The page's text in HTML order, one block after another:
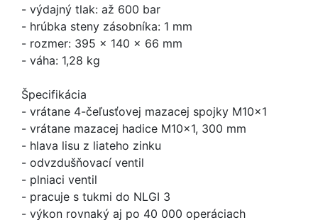
- výdajný tlak: až 600 bar
- hrúbka steny zásobníka: 1 mm
- rozmer: 395 x 140 x 66 mm
- váha: 1,28 kg
Špecifikácia
- vrátane 4-čeľusťovej mazacej spojky M10x1
- vrátane mazacej hadice M10x1, 300 mm
- hlava lisu z liateho zinku
- odvzdušňovací ventil
- plniaci ventil
- pracuje s tukmi do NLGI 3
- výkon rovnaký aj po 40 000 operáciach